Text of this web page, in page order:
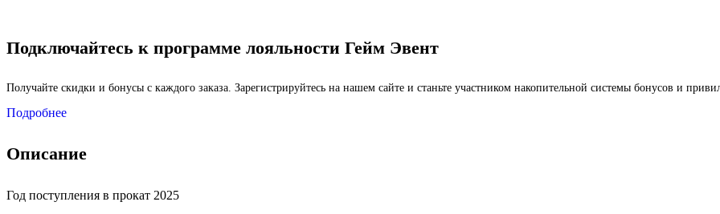
Подключайтесь к программе лояльности Гейм Эвент
Получайте скидки и бонусы с каждого заказа. Зарегистрируйтесь на нашем сайте и станьте участником накопительной системы бонусов и
Подробнее
Описание
Год поступления в прокат 2025